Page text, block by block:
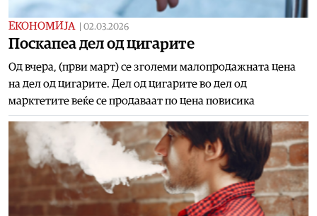
ЕКОНОМИЈА 02.03.2026
Поскапеа дел од цигарите
Од вчера, (први март) се зголеми малопродажната цена
на дел од цигарите. Дел од цигарите во дел од
марктетите веќе се продаваат по цена повисика